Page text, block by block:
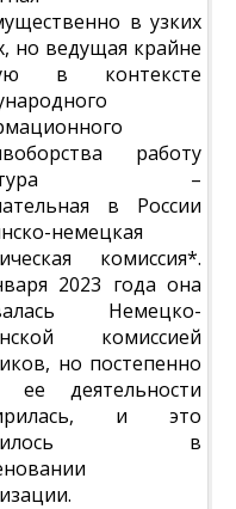
в узких
но ведущая крайне
в контексте
работу
–
в России
немецкая
комиссия*.
2023 года она
Немецко-
комиссией
но постепенно
ее деятельности
и это
в